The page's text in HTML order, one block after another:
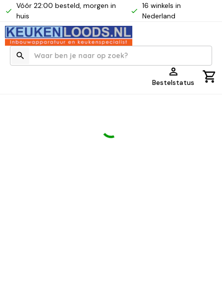
Vóór 22:00 besteld, morgen in
huis
16 winkels in
Nederland
Bestelstatus